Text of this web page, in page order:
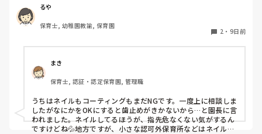
今の園では一応まだNGにはなっているのですが、
爪が弱いからコーティングしていないと割れちゃう、とか
色々理由がありつつ地味目のネイルを暗黙の了解でしている
最近はプールがあったりと素足になることが多いのですが、
足は煌びやかなネイルになっています。笑
そもそもどうしてネイルがNGだったんだっけ？とだんだん
わからなくなって来ました笑
他の園ではどのような感じなのか教えていただけたら嬉しい
です。
るや
保育士, 幼稚園教諭, 保育園
2 ・ 9日前
まき
保育士, 認証・認定保育園, 管理職
うちはネイルもコーティングもまだNGです。一度上に相談しま
したがなにかをOKにすると歯止めがきかないから…と園長に言
われました。ネイルしてるほうが、指先危なくない気がするん
ですけどね💦地方ですが、小さな認可外保育所などはネイル